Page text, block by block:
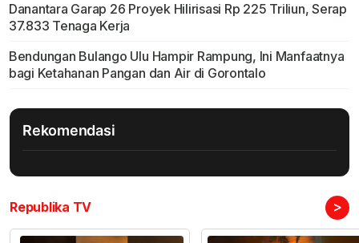
Danantara Garap 26 Proyek Hilirisasi Rp 225 Triliun, Serap
37.833 Tenaga Kerja
Bendungan Bulango Ulu Hampir Rampung, Ini Manfaatnya
bagi Ketahanan Pangan dan Air di Gorontalo
Rekomendasi
Republika TV >